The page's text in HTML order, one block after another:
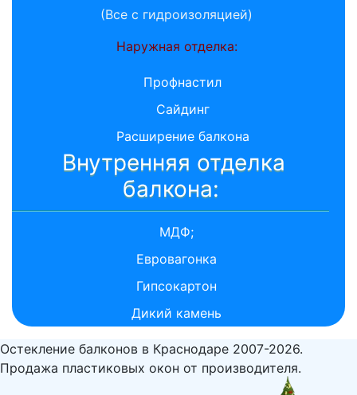
(Все с гидроизоляцией)
Наружная отделка:
Профнастил
Сайдинг
Расширение балкона
Внутренняя отделка
балкона:
МДФ;
Евровагонка
Гипсокартон
Дикий камень
Остекление балконов в Краснодаре 2007-2026.
Продажа пластиковых окон от производителя.